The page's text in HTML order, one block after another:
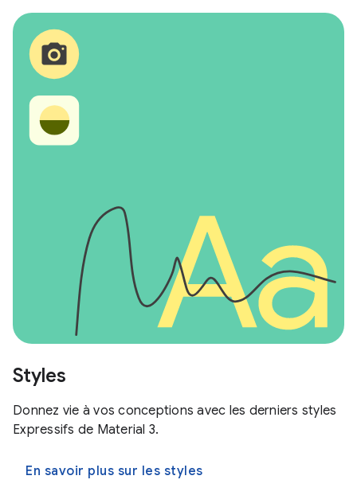
Styles
Donnez vie à vos conceptions avec les derniers styles
Expressifs de Material 3.
En savoir plus sur les styles